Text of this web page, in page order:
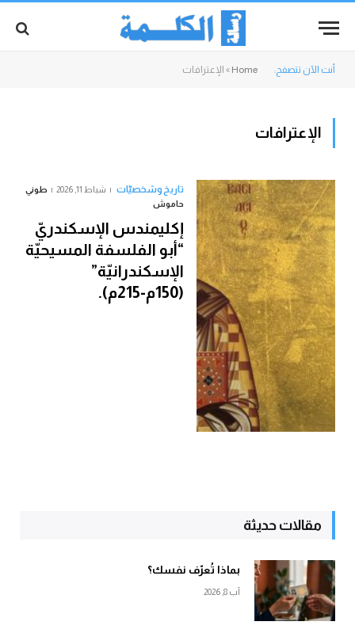
أنت الآن تتصفح: Home
» الإعترافات
الإعترافات
تاريخ وشخصيّات شباط 11, 2026
طوني
حاموش
إكليمندس الإسكندريّ
“أبو الفلسفة المسيحيّة
الإسكندرانيّة”
(150م-215م).
مقالات حديثة
بماذا تُعرّف نفسك؟
آب 8, 2026